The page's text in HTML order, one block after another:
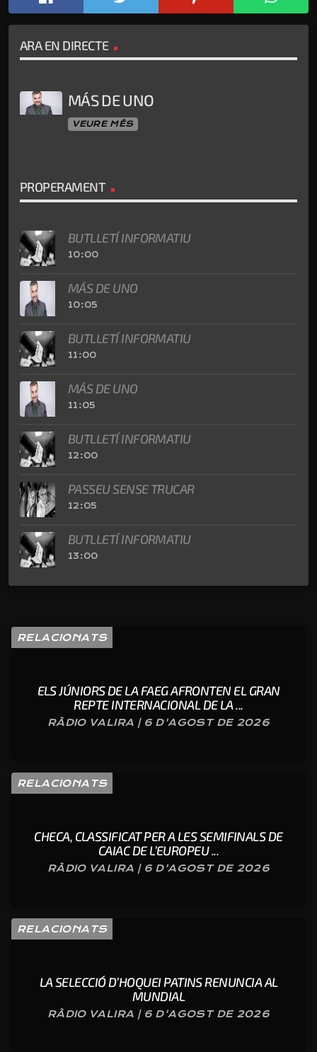
ARA EN DIRECTE
MÁS DE UNO
VEURE MÉS
PROPERAMENT
BUTLLETÍ INFORMATIU
10:00
MÁS DE UNO
10:05
BUTLLETÍ INFORMATIU
11:00
MÁS DE UNO
11:05
BUTLLETÍ INFORMATIU
12:00
PASSEU SENSE TRUCAR
12:05
BUTLLETÍ INFORMATIU
13:00
RELACIONATS
ELS JÚNIORS DE LA FAEG AFRONTEN EL GRAN
REPTE INTERNACIONAL DE LA ...
RÀDIO VALIRA | 6 D'AGOST DE 2026
RELACIONATS
CHECA, CLASSIFICAT PER A LES SEMIFINALS DE
CAIAC DE L’EUROPEU ...
RÀDIO VALIRA | 6 D'AGOST DE 2026
RELACIONATS
LA SELECCIÓ D’HOQUEI PATINS RENUNCIA AL
MUNDIAL
RÀDIO VALIRA | 6 D'AGOST DE 2026